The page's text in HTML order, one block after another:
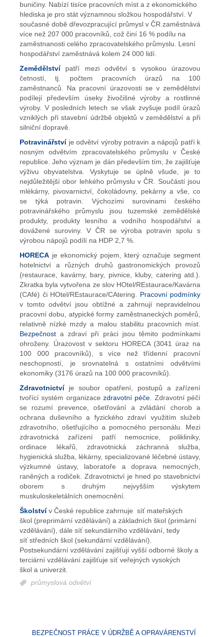
buničiny. Nabízí tisíce pracovních míst a z ekonomického
hlediska je pro stát významnou složkou hospodářství. V
současné době dřevozpracující průmysl v ČR zaměstnává
více než 207 000 pracovníků, což činí 16 % podílu na
zaměstnanosti celého zpracovatelského průmyslu. Lesní
hospodářství zaměstnává kolem 24 000 lidí.
Zemědělstvípatří mezi odvětví s vysokou úrazovou
četností, tj. počtem pracovních úrazů na 100
zaměstnanců. Na pracovní úrazovosti se v zemědělství
podílejí především úseky živočišné výroby a rostlinné
výroby. V posledních letech se však zvyšuje podíl úrazů
vzniklých při stavební údržbě objektů v zemědělství a při
silniční dopravě.
Potravinářstvíje odvětví výroby potravin a nápojů patří k
nosným odvětvím zpracovatelského průmyslu v České
republice. Jeho význam je dán především tím, že zajišťuje
výživu obyvatelstva. Vyskytuje se úplně všude, je to
nejdůležitější obor lehkého průmyslu v ČR. Součástí jsou
mlékárny, pivovarnictví, čokoládovny, pekárny a vše, co
se týká potravin. Výchozími surovinami českého
potravinářského průmyslu jsou tuzemské zemědělské
produkty, produkty lesního a vodního hospodářství a
dovážené suroviny. V ČR se výroba potravin spolu s
výrobou nápojů podílí na HDP 2,7 %.
HORECA je ekonomický pojem, který označuje segment
hotelnictví a různých druhů gastronomických provozů
(restaurace, kavárny, bary, pivnice, kluby, catering atd.).
Zkratka byla vytvořena ze slov HOtel/REstaurace/Kavárna
(CAfé) či HOtel/REstaurace/CAtering. Pracovní podmínky
v tomto odvětví jsou obtížné a zahrnují nepravidelnou
pracovní dobu, atypické formy zaměstnaneckých poměrů,
relativně nízké mzdy a malou stabilitu pracovních míst.
Bezpečnost a zdraví při práci jsou těmito podmínkami
ohroženy. Úrazovost v sektoru HORECA (3041 úraz na
100 000 pracovníků), s více než třídenní pracovní
neschopností, je srovnatelná s ostatními odvětvími
ekonomiky (3176 úrazů na 100 000 pracovníků).
Zdravotnictví
je soubor opatření, postupů a zařízení
tvořící systém organizace zdravotní péče. Zdravotní péčí
se rozumí prevence, ošetřování a zvládání chorob a
ochrana duševního a fyzického zdraví využitím služeb
zdravotního, ošetřujícího a pomocného personálu. Mezi
zdravotnická zařízení patří nemocnice, polikliniky,
ordinace lékařů, zdravotnická záchranná služba,
hygienická služba, lékárny, specializované léčebné ústavy,
výzkumné ústavy, laboratoře a doprava nemocných,
raněných a rodiček. Zdravotnictví je hned po stavebnictví
oborem s druhým nejvyšším výskytem
muskuloskeletálních onemocnění.
Školstvív České republice zahrnuje síť mateřských
škol (preprimární vzdělávání) a základních škol (primární
vzdělávání), dále síť sekundárního vzdělávání, tedy
síť středních škol (sekundární vzdělávání).
Postsekundární vzdělávání zajišťují vyšší odborné školy a
terciární vzdělávání zajišťuje síť veřejných vysokých
škol a univerzit.
průmyslová odvětví
BEZPEČNOST PRÁCE V ÚDRŽBĚ A OPRAVÁRENSTVÍ